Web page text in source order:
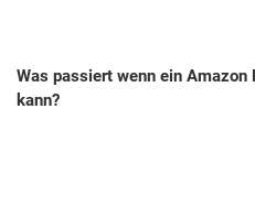
Was passiert wenn ein
kann?